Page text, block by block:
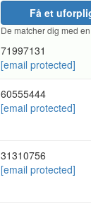
Få et
De matcher dig med
71997131
[email protected]
60555444
[email protected]
31310756
[email protected]